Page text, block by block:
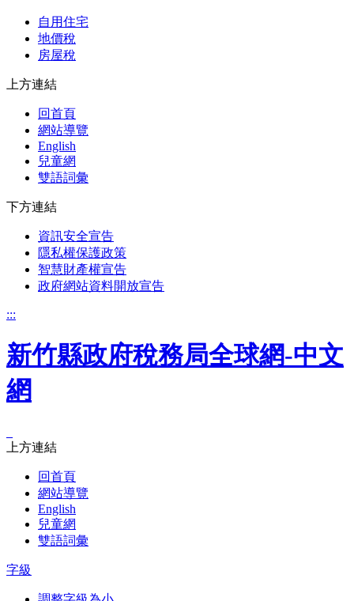
自用住宅
地價稅
房屋稅
上方連結
回首頁
網站導覽
English
兒童網
雙語詞彙
下方連結
資訊安全宣告
隱私權保護政策
智慧財產權宣告
政府網站資料開放宣告
:::
新竹縣政府稅務局全球網-中文
網
上方連結
回首頁
網站導覽
English
兒童網
雙語詞彙
字級